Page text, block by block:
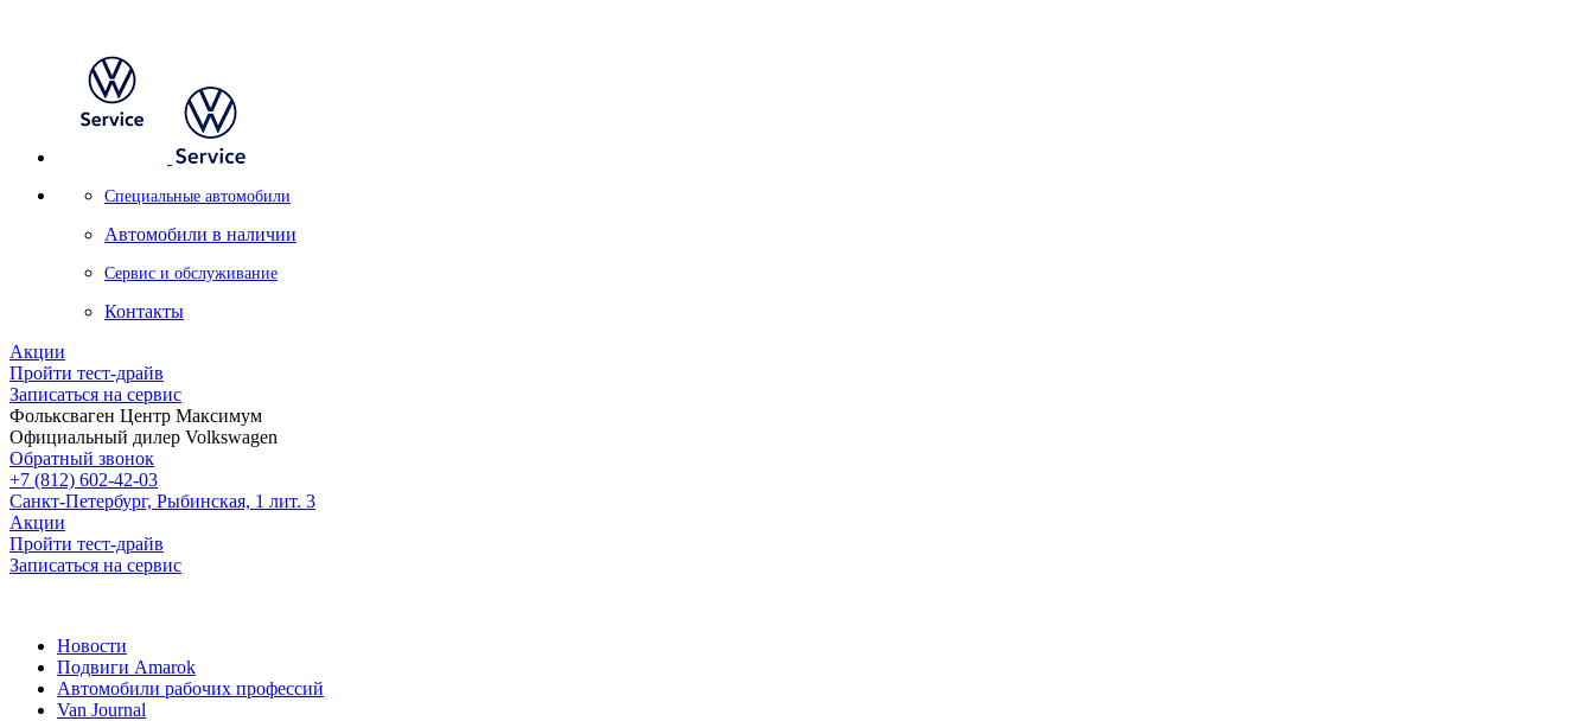
Специальные автомобили
Автомобили в наличии
Сервис и обслуживание
Контакты
Акции
Пройти тест-драйв
Записаться на сервис
Фольксваген Центр Максимум
Официальный дилер Volkswagen
Обратный звонок
+7 (812) 602-42-03
Санкт-Петербург, Рыбинская, 1 лит. 3
Акции
Пройти тест-драйв
Записаться на сервис
Новости
Подвиги Amarok
Автомобили рабочих профессий
Van Journal